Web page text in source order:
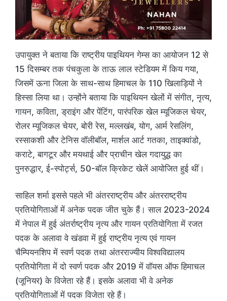
उपायुक्त ने बताया कि राष्ट्रीय पाइथियन गेम्स का आयोजन 12 से
15 दिसम्बर तक पंचकुला के ताऊ लाल स्टेडियम में किय गया,
जिसमें ऊना जिला के साथ-साथ हिमाचल के 110 खिलाड़ियों ने
हिस्सा लिया था। उन्होंने बताया कि पाइथियन खेलों में संगीत, नृत्य,
गायन, कविता, ड्राइंग और पेंटिंग, पारंपरिक खेल म्यूजिकल चेयर,
रोलर म्यूजिकल चेयर, बोरी रेस, मल्लखंब, योग, आर्म रेसलिंग,
रस्साकशी और टेनिस वॉलीबॉल, मार्शल आर्ट गतका, ताइक्वांडो,
कराटे, बागटूर और मयथाई और प्राचीन खेल गदायुद्ध का
पुनरुद्धार, ई-स्पोर्ट्स, 50-बॉल क्रिकेट खेलें आयोजित हुई थीं।
साहिल शर्मा इससे पहले भी अंतरराष्ट्रीय और अंतरराष्ट्रीय
प्रतियोगिताओं में अनेक पदक जीत चुके हैं। साल 2023-2024
में नेपाल में हुई अंतर्राष्ट्रीय नृत्य और गायन प्रतियोगिता में रजत
पदक के अलावा वे खंडवा में हुई राष्ट्रीय नृत्य एवं गायन
चैम्पियनशिप में स्वर्ण पदक तथा अंतरराज्यीय विश्वविद्यालय
प्रतियोगिता में दो स्वर्ण पदक और 2019 में वॉयस ऑफ हिमाचल
(जूनियर) के विजेता रहे हैं। इसके अलावा भी वे अनेक
प्रतियोगिताओं में पदक विजेता रहे हैं।